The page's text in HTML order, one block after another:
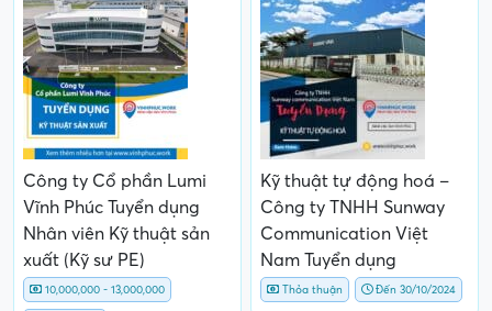
Công ty Cổ phần Lumi
Vĩnh Phúc Tuyển dụng
Nhân viên Kỹ thuật sản
xuất (Kỹ sư PE)
10,000,000 - 13,000,000
Kỹ thuật tự động hoá –
Công ty TNHH Sunway
Communication Việt
Nam Tuyển dụng
Thỏa thuận Đến 30/10/2024